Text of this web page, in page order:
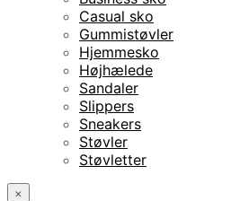
Casual sko
Gummistøvler
Hjemmesko
Højhælede
Sandaler
Slippers
Sneakers
Støvler
Støvletter
×